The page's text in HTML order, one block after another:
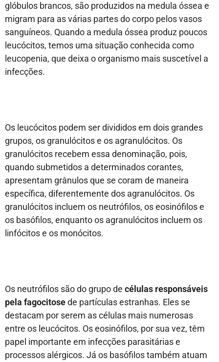
glóbulos brancos, são produzidos na medula óssea e
migram para as várias partes do corpo pelos vasos
sanguíneos. Quando a medula óssea produz poucos
leucócitos, temos uma situação conhecida como
leucopenia, que deixa o organismo mais suscetível a
infecções.
Os leucócitos podem ser divididos em dois grandes
grupos, os granulócitos e os agranulócitos. Os
granulócitos recebem essa denominação, pois,
quando submetidos a determinados corantes,
apresentam grânulos que se coram de maneira
específica, diferentemente dos agranulócitos. Os
granulócitos incluem os neutrófilos, os eosinófilos e
os basófilos, enquanto os agranulócitos incluem os
linfócitos e os monócitos.
Os neutrófilos são do grupo de células responsáveis
pela fagocitosede partículas estranhas. Eles se
destacam por serem as células mais numerosas
entre os leucócitos. Os eosinófilos, por sua vez, têm
papel importante em infecções parasitárias e
processos alérgicos. Já os basófilos também atuam